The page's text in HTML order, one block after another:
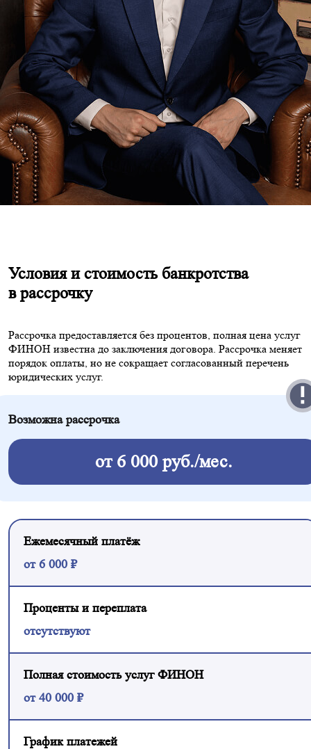
Условия и стоимость банкротства
в рассрочку
Рассрочка предоставляется без процентов, полная цена услуг
ФИНОН известна до заключения договора. Рассрочка меняет
порядок оплаты, но не сокращает согласованный перечень
юридических услуг.
Возможна рассрочка
от 6 000 руб./мес.
Ежемесячный платёж
от 6 000 ₽
Проценты и переплата
отсутствуют
Полная стоимость услуг ФИНОН
от 40 000 ₽
График платежей